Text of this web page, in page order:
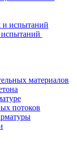
испытаний
материалов
потоков